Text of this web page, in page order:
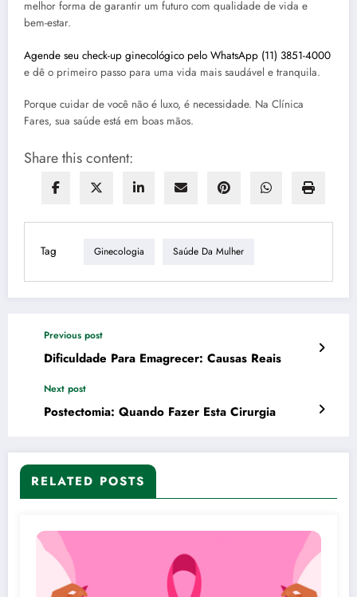
melhor forma de garantir um futuro com qualidade de vida e
bem-estar.
Agende seu check-up ginecológico pelo WhatsApp (11) 3851-4000
e dê o primeiro passo para uma vida mais saudável e tranquila.
Porque cuidar de você não é luxo, é necessidade. Na Clínica
Fares, sua saúde está em boas mãos.
Share this content:
Tag Ginecologia Saúde Da Mulher
Previous post
Dificuldade Para Emagrecer: Causas Reais
Next post
Postectomia: Quando Fazer Esta Cirurgia
RELATED POSTS